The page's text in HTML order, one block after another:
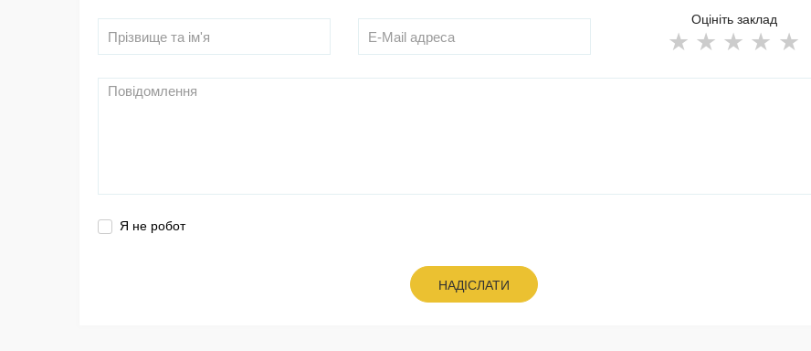
Оцініть заклад
Я не робот
НАДІСЛАТИ